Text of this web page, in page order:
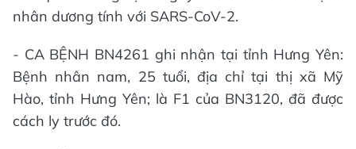
nhân dương tính với SARS-CoV-2.
- CA BỆNH BN4261 ghi nhận tại tỉnh Hưng Yên:
Bệnh nhân nam, 25 tuổi, địa chỉ tại thị xã Mỹ
Hào, tỉnh Hưng Yên; là F1 của BN3120, đã được
cách ly trước đó.